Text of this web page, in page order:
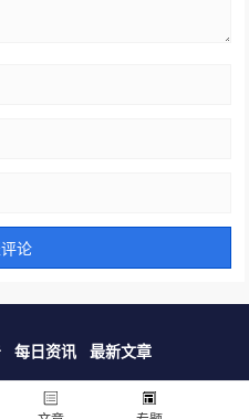
每日资讯 最新文章
备案信息：
京ICP备20006168